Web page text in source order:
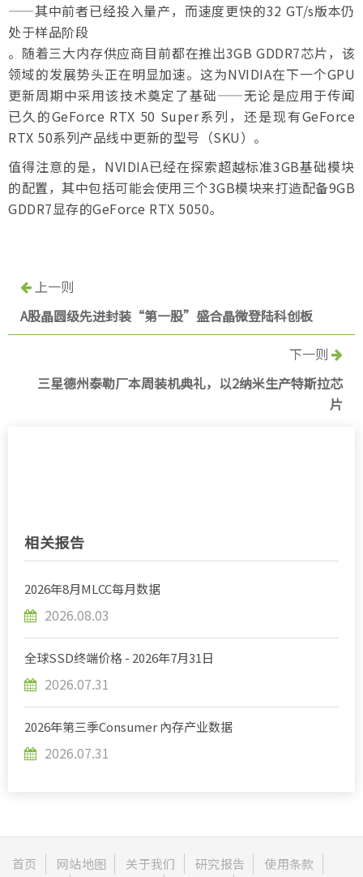
——其中前者已经投入量产，而速度更快的32 GT/s版本仍
处于样品阶段
。随着三大内存供应商目前都在推出3GB GDDR7芯片，该
领域的发展势头正在明显加速。这为NVIDIA在下一个GPU
更新周期中采用该技术奠定了基础——无论是应用于传闻
已久的GeForce RTX 50 Super系列，还是现有GeForce
RTX 50系列产品线中更新的型号（SKU）。
值得注意的是，NVIDIA已经在探索超越标准3GB基础模块
的配置，其中包括可能会使用三个3GB模块来打造配备9GB
GDDR7显存的GeForce RTX 5050。
上一则
A股晶圆级先进封装“第一股”盛合晶微登陆科创板
下一则
三星德州泰勒厂本周装机典礼，以2纳米生产特斯拉芯
片
相关报告
2026年8月MLCC每月数据
2026.08.03
全球SSD终端价格 - 2026年7月31日
2026.07.31
2026年第三季Consumer 內存产业数据
2026.07.31
首页 网站地图 关于我们 研究报告
使用条款